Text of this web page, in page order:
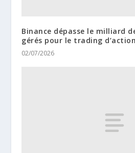
Binance dépasse le milliard
gérés pour le trading
02/07/2026